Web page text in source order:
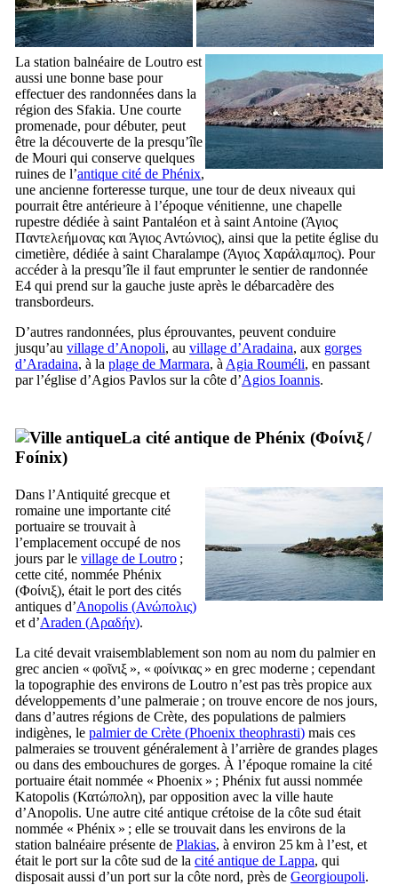
La station balnéaire de Loutro est
aussi une bonne base pour
effectuer des randonnées dans la
région des Sfakia. Une courte
promenade, pour débuter, peut
être la découverte de la presqu’île
de Mouri qui conserve quelques
ruines de l’antique cité de Phénix,
une ancienne forteresse turque, une tour de deux niveaux qui
pourrait être antérieure à l’époque vénitienne, une chapelle
rupestre dédiée à saint Pantaléon et à saint Antoine (Άγιος
Παντελεήμονας και Άγιος Αντώνιος), ainsi que la petite église du
cimetière, dédiée à saint Charalampe (Άγιος Χαράλαμπος). Pour
accéder à la presqu’île il faut emprunter le sentier de randonnée
E4 qui prend sur la gauche juste après le débarcadère des
transbordeurs.
D’autres randonnées, plus éprouvantes, peuvent conduire
jusqu’au village d’Anopoli, au village d’Aradaina, aux gorges
d’Aradaina, à la plage de Marmara, à Agia Rouméli, en passant
par l’église d’Agios Pavlos sur la côte d’Agios Ioannis.
La cité antique de Phénix (Φοίνιξ/
Foínix)
Dans l’Antiquité grecque et
romaine une importante cité
portuaire se trouvait à
l’emplacement occupé de nos
jours par le village de Loutro ;
cette cité, nommée Phénix
(Φοίνιξ), était le port des cités
antiques d’Anopolis (Ανώπολις)
et d’Araden (Αραδήν).
La cité devait vraisemblablement son nom au nom du palmier en
grec ancien « φοῖνιξ », « φοίνικας » en grec moderne ; cependant
la topographie des environs de Loutro n’est pas très propice aux
développements d’une palmeraie ; on trouve encore de nos jours,
dans d’autres régions de Crète, des populations de palmiers
indigènes, le palmier de Crète (Phoenix theophrasti) mais ces
palmeraies se trouvent généralement à l’arrière de grandes plages
ou dans des embouchures de gorges. À l’époque romaine la cité
portuaire était nommée « Phoenix » ; Phénix fut aussi nommée
Katopolis (Κατώπολη), par opposition avec la ville haute
d’Anopolis. Une autre cité antique crétoise de la côte sud était
nommée « Phénix » ; elle se trouvait dans les environs de la
station balnéaire présente de Plakias, à environ 25 km à l’est, et
était le port sur la côte sud de la cité antique de Lappa, qui
disposait aussi d’un port sur la côte nord, près de Georgioupoli.